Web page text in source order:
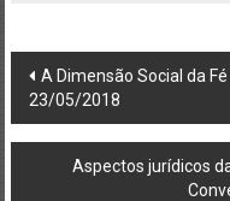
Navegação
do
post
A Dimensão Social da
23/05/2018
Aspectos jurídicos